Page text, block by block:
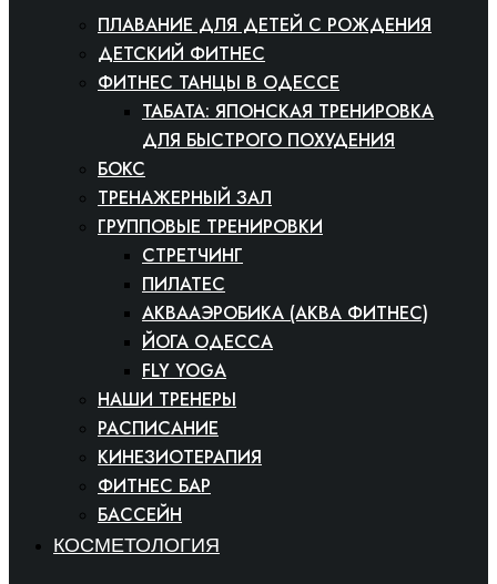
ПЛАВАНИЕ ДЛЯ ДЕТЕЙ С РОЖДЕНИЯ
ДЕТСКИЙ ФИТНЕС
ФИТНЕС ТАНЦЫ В ОДЕССЕ
ТАБАТА: ЯПОНСКАЯ ТРЕНИРОВКА
ДЛЯ БЫСТРОГО ПОХУДЕНИЯ
БОКС
ТРЕНАЖЕРНЫЙ ЗАЛ
ГРУППОВЫЕ ТРЕНИРОВКИ
СТРЕТЧИНГ
ПИЛАТЕС
АКВААЭРОБИКА (АКВА ФИТНЕС)
ЙОГА ОДЕССА
FLY YOGA
НАШИ ТРЕНЕРЫ
РАСПИСАНИЕ
КИНЕЗИОТЕРАПИЯ
ФИТНЕС БАР
БАССЕЙН
КОСМЕТОЛОГИЯ